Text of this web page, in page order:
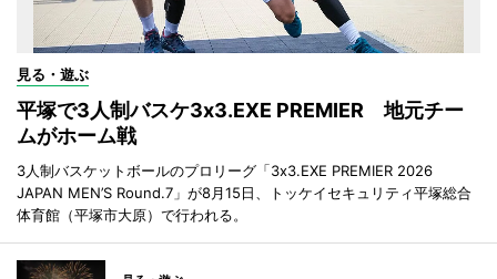
見る・遊ぶ
平塚で3人制バスケ3x3.EXE PREMIER 地元チー
ムがホーム戦
3人制バスケットボールのプロリーグ「3x3.EXE PREMIER 2026
JAPAN MEN’S Round.7」が8月15日、トッケイセキュリティ平塚総合
体育館（平塚市大原）で行われる。